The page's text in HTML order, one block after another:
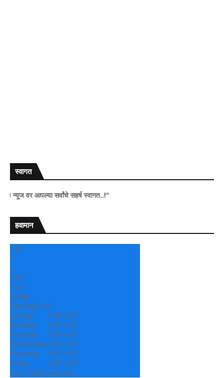
स्वागत
वर आपल्या सर्वांचे सहर्ष स्वागत..!"
हवामान
+28
°
C
+29°
+22°
Sangli
Saturday, 08
Sunday
+30°+22°
Monday
+29°+22°
Tuesday
+29°+21°
Wednesday+29°+22°
Thursday
+29°+22°
Friday
+28°+22°
See 7-Day Forecast